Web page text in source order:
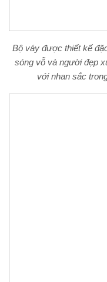
Bộ váy được thiết kế
sóng vỗ và người đẹp
với nhan sắc